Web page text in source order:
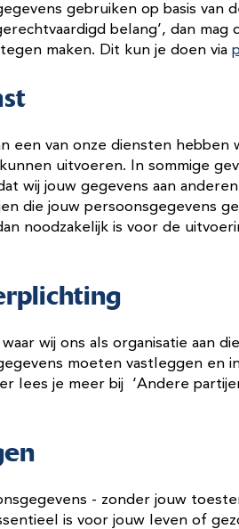
gebruiken op basis van
belang’, dan
maken. Dit kun je doen via
een van onze diensten hebben
uitvoeren. In sommige
wij jouw gegevens aan
die jouw persoonsgegevens
noodzakelijk is voor de
wij ons als organisatie aan
moeten vastleggen en
lees je meer bij ‘Andere
- zonder jouw
is voor jouw leven of